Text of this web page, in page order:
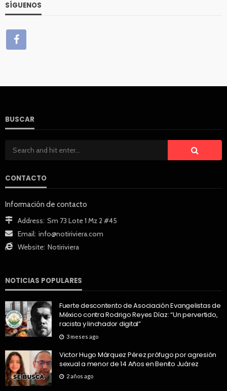
SÍGUENOS
BUSCAR
CONTACTO
Información de contacto
Address: Sm 73 Lote 1 Mz 2 #45
Email: info@notiriviera.com
Website: Notiriviera
NOTICIAS POPULARES
Fuerte descontento de Asociación Evangelistas de
México contra Rodrigo Reyes Díaz: “Un pervertido,
racista y linchador digital”
3 meses ago
Victor Hugo Márquez Pérez prófugo por agresión
sexual a menor de 14 Años en Benito Juárez
2 años ago